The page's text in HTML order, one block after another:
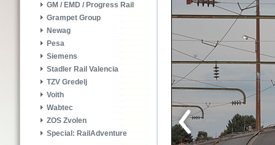
GM / EMD / Progress Rail
Grampet Group
Newag
Pesa
Siemens
Stadler Rail Valencia
TZV Gredelj
Voith
Wabtec
ZOS Zvolen
Special: RailAdventure